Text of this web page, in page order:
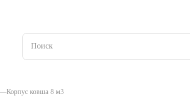
Корпус ковша 8 м3